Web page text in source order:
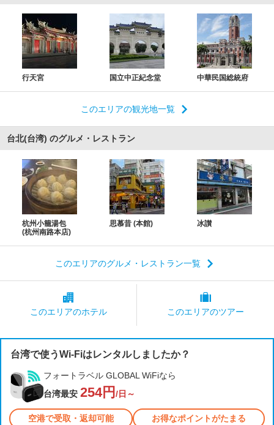
行天宮 国立中正紀念堂 中華民国総統府
このエリアの観光地一覧
台北(台湾) のグルメ・レストラン
杭州小籠湯包
(杭州南路本店)
思慕昔 (本館) 冰讃
このエリアのグルメ・レストラン一覧
このエリアのホテル このエリアのツアー
台湾で使うWi-Fiはレンタルしましたか？
フォートラベル GLOBAL WiFiなら
台湾最安 254円 /日～
空港で受取・返却可能 お得なポイントがたまる